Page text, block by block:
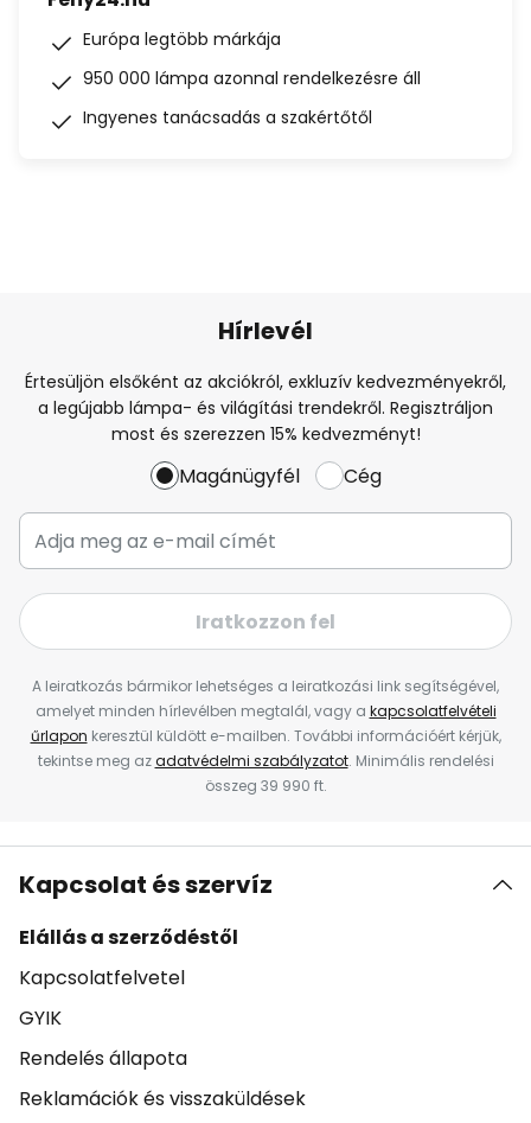
Európa legtöbb márkája
950 000 lámpa azonnal rendelkezésre áll
Ingyenes tanácsadás a szakértőtől
Hírlevél
Értesüljön elsőként az akciókról, exkluzív kedvezményekről,
a legújabb lámpa- és világítási trendekről. Regisztráljon
most és szerezzen 15% kedvezményt!
Magánügyfél Cég
Iratkozzon fel
A leiratkozás bármikor lehetséges a leiratkozási link segítségével,
amelyet minden hírlevélben megtalál, vagy a kapcsolatfelvételi
űrlapon keresztül küldött e-mailben. További információért kérjük,
tekintse meg azadatvédelmi szabályzatot. Minimális rendelési
összeg 39 990 ft.
Kapcsolat és szervíz
Elállás a szerződéstől
Kapcsolatfelvetel
GYIK
Rendelés állapota
Reklamációk és visszaküldések